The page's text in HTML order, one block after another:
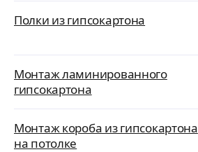
Полки из гипсокартона
Монтаж ламинированного
гипсокартона
Монтаж короба из гипсокартона
на потолке